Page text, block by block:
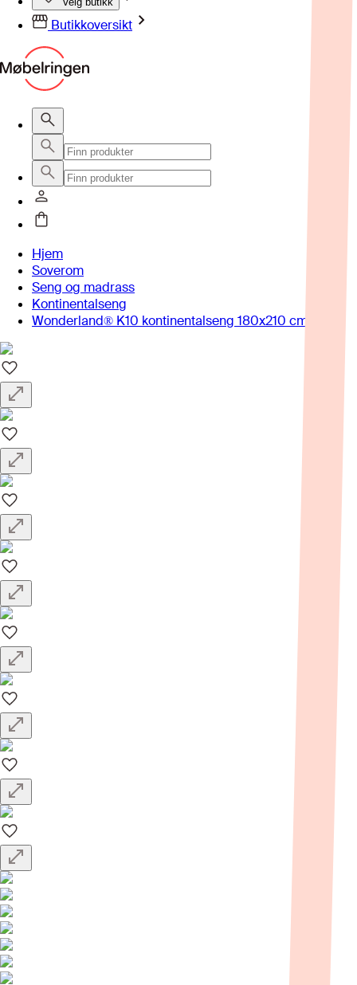
Butikkoversikt
Hjem
Soverom
Seng og madrass
Kontinentalseng
Wonderland® K10 kontinentalseng 180x210 cm